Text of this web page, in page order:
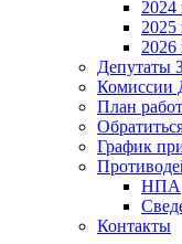
2024
2025
2026
Депутаты
Комиссии
План
График
НПА
Контакты